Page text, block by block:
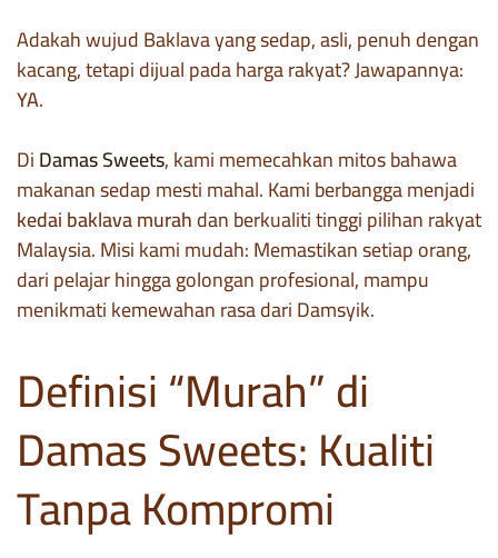
Adakah wujud Baklava yang sedap, asli, penuh dengan
kacang, tetapi dijual pada harga rakyat? Jawapannya:
YA.
DiDamas Sweets, kami memecahkan mitos bahawa
makanan sedap mesti mahal. Kami berbangga menjadi
kedai baklava murahdan berkualiti tinggi pilihan rakyat
Malaysia. Misi kami mudah: Memastikan setiap orang,
dari pelajar hingga golongan profesional, mampu
menikmati kemewahan rasa dari Damsyik.
Definisi “Murah” di
Damas Sweets: Kualiti
Tanpa Kompromi